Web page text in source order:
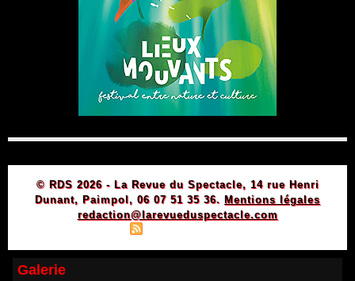
© RDS 2026 - La Revue du Spectacle, 14 rue Henri
Dunant, Paimpol, 06 07 51 35 36. Mentions légales
redaction@larevueduspectacle.com
Galerie